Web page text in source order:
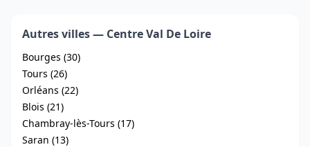
Autres villes — Centre Val De Loire
Bourges (30)
Tours (26)
Orléans (22)
Blois (21)
Chambray-lès-Tours (17)
Saran (13)